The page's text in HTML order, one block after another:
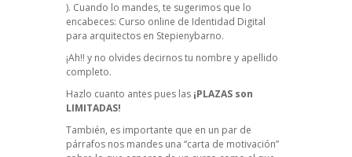
). Cuando lo mandes, te sugerimos que lo
encabeces: Curso online de Identidad Digital
para arquitectos en Stepienybarno.
¡Ah!! y no olvides decirnos tu nombre y apellido
completo.
Hazlo cuanto antes pues las ¡PLAZAS son
LIMITADAS!
También, es importante que en un par de
párrafos nos mandes una “carta de motivación”